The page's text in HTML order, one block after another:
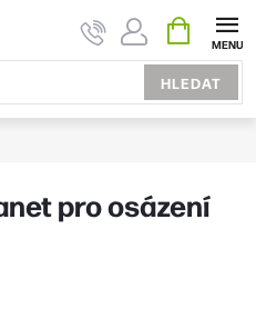
HLEDAT
KOŠÍK
pro osázení